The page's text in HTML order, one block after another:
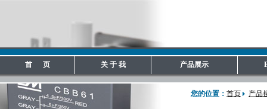
首 页 关 于 我 产品展示
您的位置： 首页 产品